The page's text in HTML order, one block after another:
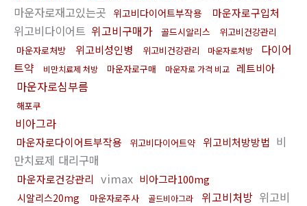
마운자로재고있는곳 위고비다이어트부작용 마운자로구입처
위고비다이어트 위고비구매가 골드시알리스
위고비건강관리
마운자로처방
위고비성인병 위고비건강관리 마운자로처방
다이어
트약
비만치료제 처방 마운자로구매 마운자로 가격 비교 레트비아
마운자로심부름
해포쿠
비아그라
마운자로다이어트부작용 위고비다이어트약 위고비처방방법 비
만치료제 대리구매
마운자로건강관리 vimax 비아그라100mg
시알리스20mg 마운자로주사 골드비아그라 위고비처방 위고비